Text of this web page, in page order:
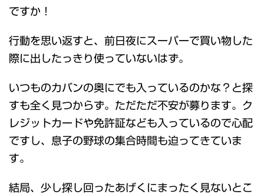
ですか！
行動を思い返すと、前日夜にスーパーで買い物した
際に出したっきり使っていないはず。
いつものカバンの奥にでも入っているのかな？と探
すも全く見つからず。ただただ不安が募ります。ク
レジットカードや免許証なども入っているので心配
ですし、息子の野球の集合時間も迫ってきていま
す。
結局、少し探し回ったあげくにまったく見ないとこ